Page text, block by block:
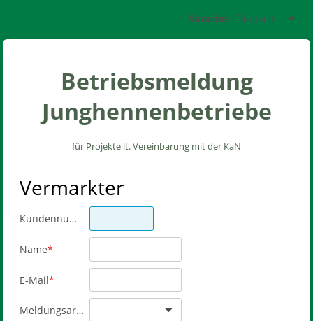
Sprache: Deutsch
Betriebsmeldung
Junghennenbetriebe
für Projekte lt. Vereinbarung mit der KaN
Vermarkter
Kundennummer
Name
E-Mail
Meldungsart